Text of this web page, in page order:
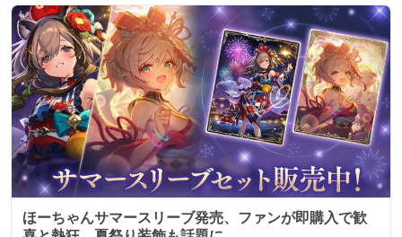
ほーちゃんサマースリーブ発売、ファンが即購入で歓